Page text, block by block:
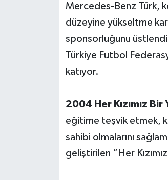
Mercedes-Benz Türk,
düzeyine yükseltme
sponsorluğunu
Türkiye Futbol
katıyor.
2004 Her Kızımız Bir
eğitime teşvik etmek,
sahibi olmalarını
geliştirilen “Her